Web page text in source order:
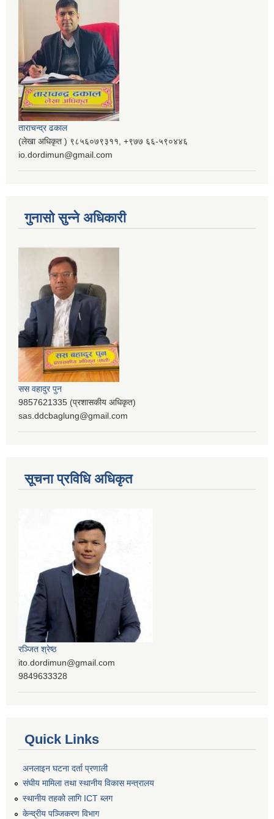
ताराचन्द्र ढकाल
(लेखा अधिकृत ) ९८५६०७९३११, ‌‍‍+९७७ ६६-५९०४४६
io.dordimun@gmail.com
गुनासो सुन्ने अधिकारी
सस वहादुर पुन
9857621335 (प्रशासकीय अधिकृत)
sas.ddcbaglung@gmail.com
सूचना प्रविधि अधिकृत
रञ्‍जित श्रेष्ठ
ito.dordimun@gmail.com
9849633328
Quick Links
अनलाइन घटना दर्ता प्रणाली
संघीय मामिला तथा स्थानीय विकास मन्त्रालय
स्थानीय तहको लागि ICT ब्लग
केन्द्रीय पञ्जिकरण विभाग